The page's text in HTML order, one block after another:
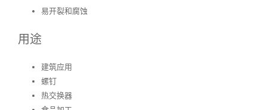
易开裂和腐蚀
用途
建筑应用
螺钉
热交换器